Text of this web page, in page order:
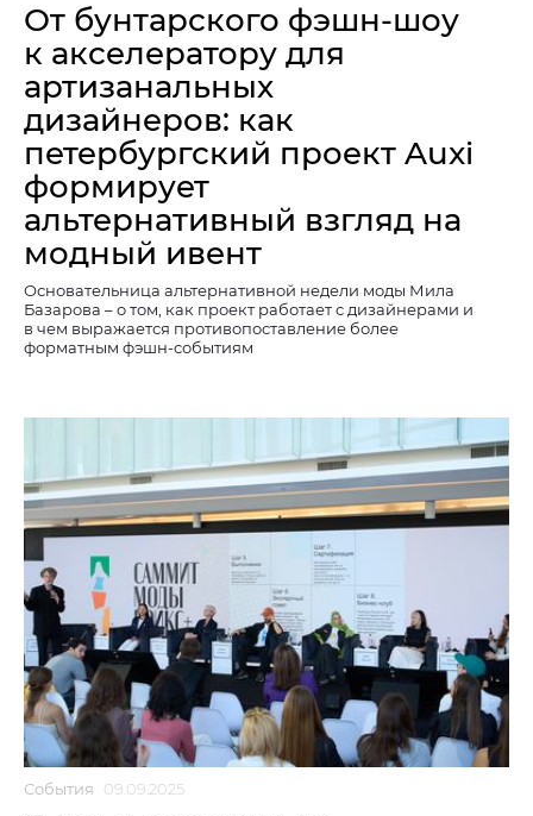
От бунтарского фэшн-шоу
к акселератору для
артизанальных
дизайнеров: как
петербургский проект Auxi
формирует
альтернативный взгляд на
модный ивент
Основательница альтернативной недели моды Мила
Базарова – о том, как проект работает с дизайнерами и
в чем выражается противопоставление более
форматным фэшн-событиям
События 09.09.2025